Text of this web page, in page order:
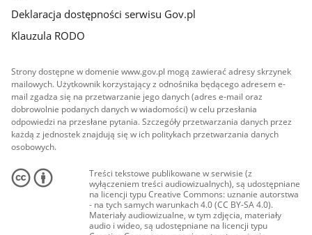
Deklaracja dostępności serwisu Gov.pl
Klauzula RODO
Strony dostępne w domenie www.gov.pl mogą zawierać adresy skrzynek
mailowych. Użytkownik korzystający z odnośnika będącego adresem e-
mail zgadza się na przetwarzanie jego danych (adres e-mail oraz
dobrowolnie podanych danych w wiadomości) w celu przesłania
odpowiedzi na przesłane pytania. Szczegóły przetwarzania danych przez
każdą z jednostek znajdują się w ich politykach przetwarzania danych
osobowych.
Treści tekstowe publikowane w serwisie (z
wyłączeniem treści audiowizualnych), są udostępniane
na licencji typu Creative Commons: uznanie autorstwa
- na tych samych warunkach 4.0 (CC BY-SA 4.0).
Materiały audiowizualne, w tym zdjęcia, materiały
audio i wideo, są udostępniane na licencji typu